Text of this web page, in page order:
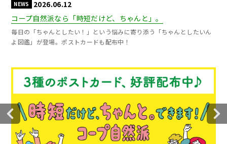
NEWS
2026.06.12
コープ自然派なら「時短だけど、ちゃんと」。
毎日の「ちゃんとしたい！」という悩みに寄り添う「ちゃんとしたいん
よ図鑑」が登場。ポストカードも配布中！